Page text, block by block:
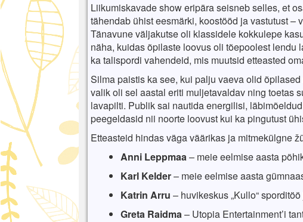
Liikumiskavade show eripära seisneb selles, et
tähendab ühist eesmärki, koostööd ja vastutust –
Tänavune väljakutse oli klassidele kokkulepe
näha, kuidas õpilaste loovus oli tõepoolest lendu
ka talispordi vahendeid, mis muutsid etteasted
Silma paistis ka see, kui palju vaeva olid
valik oli sel aastal eriti muljetavaldav ning toetas
lavapilti. Publik sai nautida energilisi,
peegeldasid nii noorte loovust kui ka pingutust
Etteasteid hindas väga väärikas ja mitmekülgne
Anni Leppmaa– meie eelmise aasta
Karl Kelder– meie eelmise aasta
Katrin Arru – huvikeskus „Kullo“
Greta Raidma– Utopia Entertainment’i